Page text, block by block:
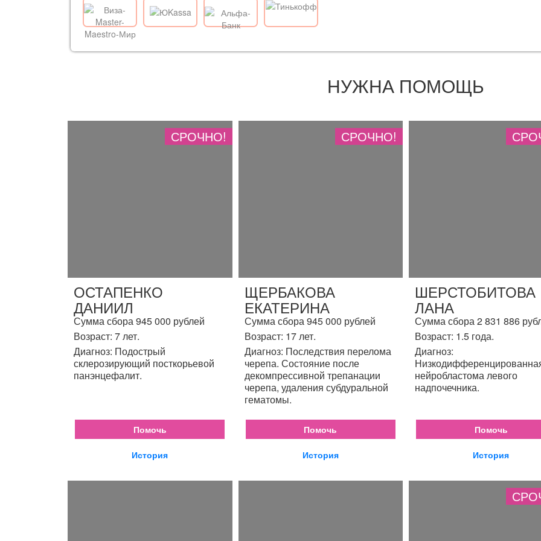
НУЖНА ПОМОЩЬ
СРОЧНО!
ОСТАПЕНКО
ДАНИИЛ
Сумма сбора 945 000 рублей
Возраст: 7 лет.
Диагноз: Подострый
склерозирующий посткорьевой
панэнцефалит.
Помочь
История
СРОЧНО!
ЩЕРБАКОВА
ЕКАТЕРИНА
Сумма сбора 945 000 рублей
Возраст: 17 лет.
Диагноз: Последствия перелома
черепа. Состояние после
декомпрессивной трепанации
черепа, удаления субдуральной
гематомы.
Помочь
История
ШЕРСТОБИТОВА
ЛАНА
Сумма сбора 2 831 886
Возраст: 1.5 года.
Диагноз:
нейробластома левого
надпочечника.
Помочь
История